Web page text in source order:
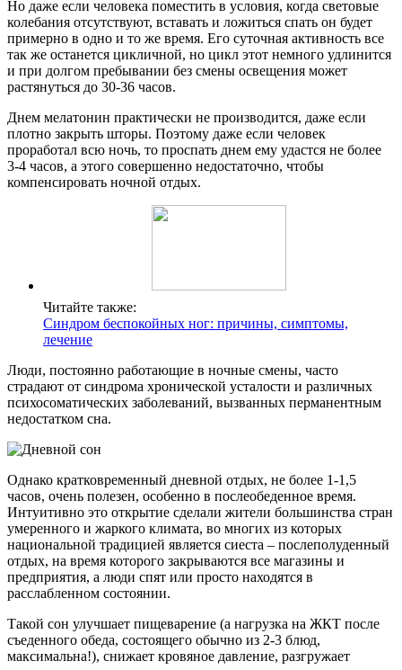
Но даже если человека поместить в условия, когда световые
колебания отсутствуют, вставать и ложиться спать он будет
примерно в одно и то же время. Его суточная активность все
так же останется цикличной, но цикл этот немного удлинится
и при долгом пребывании без смены освещения может
растянуться до 30-36 часов.
Днем мелатонин практически не производится, даже если
плотно закрыть шторы. Поэтому даже если человек
проработал всю ночь, то проспать днем ему удастся не более
3-4 часов, а этого совершенно недостаточно, чтобы
компенсировать ночной отдых.
Читайте также:
Синдром беспокойных ног: причины, симптомы,
лечение
Люди, постоянно работающие в ночные смены, часто
страдают от синдрома хронической усталости и различных
психосоматических заболеваний, вызванных перманентным
недостатком сна.
Однако кратковременный дневной отдых, не более 1-1,5
часов, очень полезен, особенно в послеобеденное время.
Интуитивно это открытие сделали жители большинства стран
умеренного и жаркого климата, во многих из которых
национальной традицией является сиеста – послеполуденный
отдых, на время которого закрываются все магазины и
предприятия, а люди спят или просто находятся в
расслабленном состоянии.
Такой сон улучшает пищеварение (а нагрузка на ЖКТ после
съеденного обеда, состоящего обычно из 2-3 блюд,
максимальна!), снижает кровяное давление, разгружает